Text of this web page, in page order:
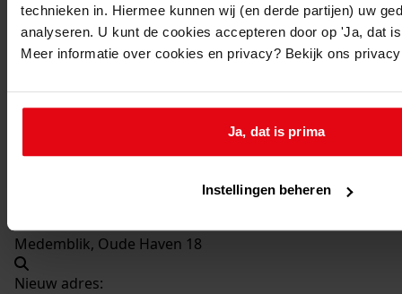
technieken in. Hiermee kunnen wij (en derde partijen) uw
analyseren. U kunt de cookies accepteren door op 'Ja, dat
Meer informatie over cookies en privacy? Bekijk ons
Ja, dat is prima
Instellingen beheren
2928Aanbouw van een berging, 1981-1981
Datering:
Beschrijving:
Medemblik, Oude Haven 18
Nieuw adres: